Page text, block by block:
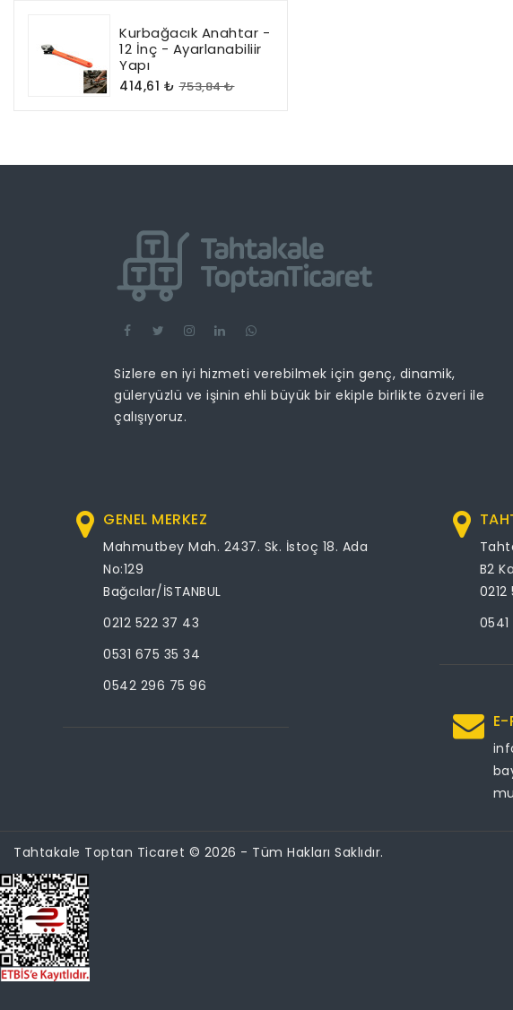
Kurbağacık Anahtar -
12 İnç - Ayarlanabiliir
Yapı
414,61 ₺ 753,84 ₺
Sizlere en iyi hizmeti verebilmek için genç, dinamik,
güleryüzlü ve işinin ehli büyük bir ekiple birlikte özveri ile
çalışıyoruz.
GENEL MERKEZ
Mahmutbey Mah. 2437. Sk. İstoç 18. Ada
No:129
Bağcılar/İSTANBUL
0212 522 37 43
0531 675 35 34
0542 296 75 96
B2
Tahtakale Toptan Ticaret © 2026 - Tüm Hakları Saklıdır.